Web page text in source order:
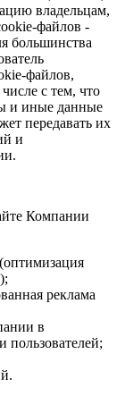
владельцам,
файлов -
большинства
файлов,
с тем, что
и иные данные
передавать их
и
Компании
реклама
в
пользователей;